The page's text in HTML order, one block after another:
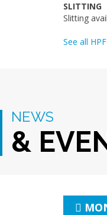
SLITTING
Slitting
See all
NEWS
&